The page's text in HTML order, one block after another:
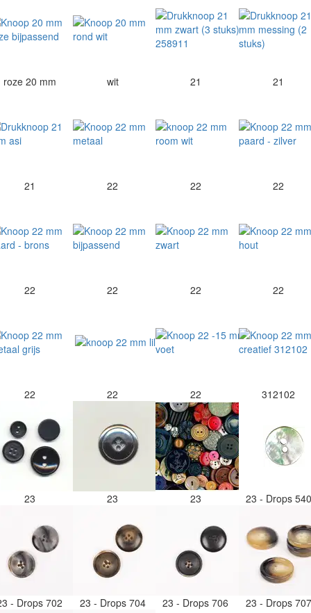
roze 20 mm wit 21 21
21 22 22 22
22 22 22 22
22 22 22 312102
23 23 23 23 - Drops
- Drops 702 23 - Drops 704 23 - Drops 706 23 - Drops